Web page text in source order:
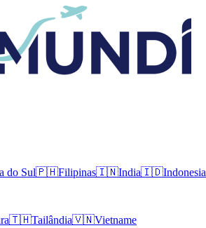
do Sul🇵🇭Filipinas🇮🇳India🇮🇩Indonesia
🇹🇭Tailândia🇻🇳Vietname